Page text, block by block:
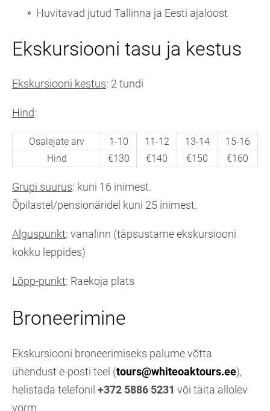
Huvitavad jutud Tallinna ja Eesti ajaloost
Ekskursiooni tasu ja kestus
Ekskursiooni kestus: 2 tundi
Hind:
Osalejate arv 1-10 11-12 13-14
15-16
Hind
€130 €140 €150 €160
Grupi suurus: kuni 16 inimest.
Õpilastel/pensionäridel kuni 25 inimest.
Alguspunkt: vanalinn (täpsustame ekskursiooni
kokku leppides)
Lõpp-punkt: Raekoja plats
Broneerimine
Ekskursiooni broneerimiseks palume võtta
ühendust e-posti teel (tours@whiteoaktours.ee),
helistada telefonil +372 5886 5231 või täita allolev
vorm.